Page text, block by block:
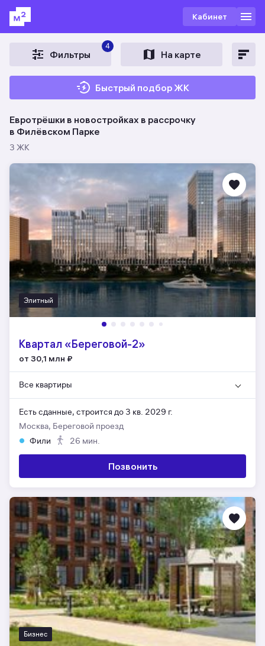
Кабинет
Фильтры
4
На карте
Быстрый подбор ЖК
Евротрёшки в новостройках в рассрочку
в Филёвском Парке
3 ЖК
Элитный
Квартал «Береговой-2»
от 30,1 млн ₽
Все квартиры
Есть сданные, строится до 3 кв. 2029 г.
Москва, Береговой проезд
Фили
26 мин.
Позвонить
Бизнес